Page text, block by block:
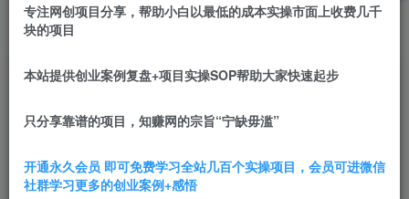
镇山的虎
前言介绍
何为冷门虚拟品？​
专注网创项目分享，帮助小白以最低的成本实操市面上收费几千
块的项目
本站提供创业案例复盘+项目实操SOP帮助大家快速起步
只分享靠谱的项目，知赚网的宗旨“宁缺毋滥”
开通永久会员 即可免费学习全站几百个实操项目，会员可进微信
社群学习更多的创业案例+感悟